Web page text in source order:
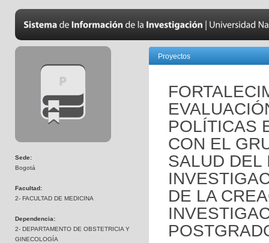
Sede:
Bogotá
Facultad:
2- FACULTAD DE MEDICINA
Dependencia:
2- DEPARTAMENTO DE OBSTETRICIA Y
GINECOLOGÍA
Proyectos
POLÍTICAS
CON EL
SALUD DEL
DE LA